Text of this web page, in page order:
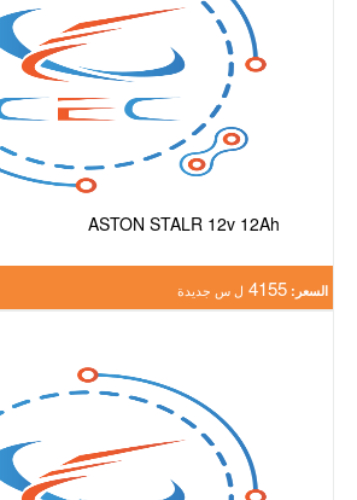
ASTON STALR 12v 12Ah
السعر: 4155 ل س جديدة